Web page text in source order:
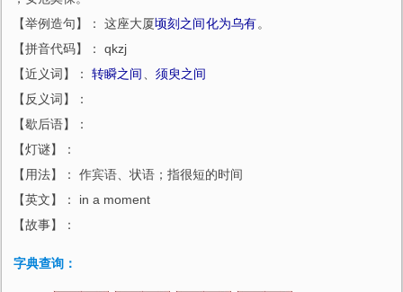
【举例造句】： 这座大厦顷刻之间化为乌有。
【拼音代码】： qkzj
【近义词】： 转瞬之间
须臾之间
【反义词】：
【歇后语】：
【灯谜】：
【用法】： 作宾语、状语；指很短的时间
【英文】： in a moment
【故事】：
字典查询：